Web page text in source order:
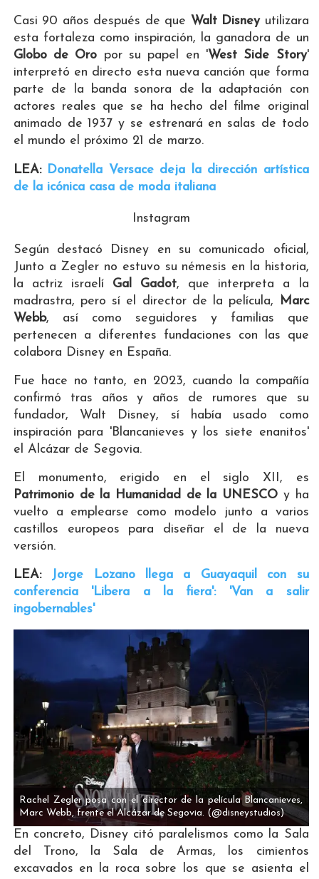
Casi 90 años después de que Walt Disneyutilizara
esta fortaleza como inspiración, la ganadora de un
Globo de Oro por su papel en 'West Side Story'
interpretó en directo esta nueva canción que forma
parte de la banda sonora de la adaptación con
actores reales que se ha hecho del filme original
animado de 1937 y se estrenará en salas de todo
el mundo el próximo 21 de marzo.
LEA:
Donatella Versace deja la dirección artística
de la icónica casa de moda italiana
Instagram
Según destacó Disney en su comunicado oficial,
Junto a Zegler no estuvo su némesis en la historia,
la actriz israelí Gal Gadot, que interpreta a la
madrastra, pero sí el director de la película,
Marc
Webb, así como seguidores y familias que
pertenecen a diferentes fundaciones con las que
colabora Disney en España.
Fue hace no tanto, en 2023, cuando la compañía
confirmó tras años y años de rumores que su
fundador, Walt Disney, sí había usado como
inspiración para 'Blancanieves y los siete enanitos'
el Alcázar de Segovia.
El monumento, erigido en el siglo XII, es
Patrimonio de la Humanidad de la UNESCO y ha
vuelto a emplearse como modelo junto a varios
castillos europeos para diseñar el de la nueva
versión.
LEA:
Jorge Lozano llega a Guayaquil con su
conferencia 'Libera a la fiera': 'Van a salir
ingobernables'
Rachel Zegler posa con el director de la película Blancanieves,
Marc Webb, frente el Alcázar de Segovia. (@disneystudios)
En concreto, Disney citó paralelismos como la Sala
del Trono, la Sala de Armas, los cimientos
excavados en la roca sobre los que se asienta el